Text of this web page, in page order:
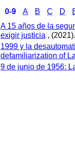
0-9 A B C D
A 15 años de la
exigir justicia , (2021).
1999 y la
defamiliarization of
9 de junio de 1956: